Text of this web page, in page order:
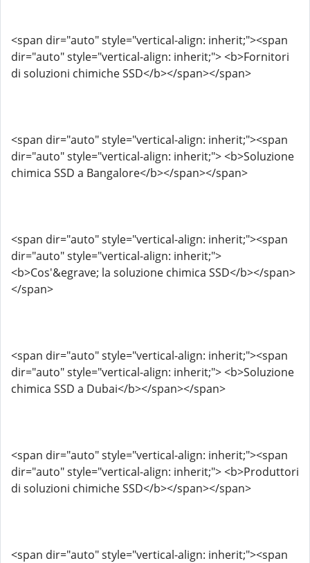
<span dir="auto" style="vertical-align: inherit;"><span
dir="auto" style="vertical-align: inherit;"> <b>Fornitori
di soluzioni chimiche SSD</b></span></span>
<span dir="auto" style="vertical-align: inherit;"><span
dir="auto" style="vertical-align: inherit;"> <b>Soluzione
chimica SSD a Bangalore</b></span></span>
<span dir="auto" style="vertical-align: inherit;"><span
dir="auto" style="vertical-align: inherit;">
<b>Cos'&egrave; la soluzione chimica SSD</b></span>
</span>
<span dir="auto" style="vertical-align: inherit;"><span
dir="auto" style="vertical-align: inherit;"> <b>Soluzione
chimica SSD a Dubai</b></span></span>
<span dir="auto" style="vertical-align: inherit;"><span
dir="auto" style="vertical-align: inherit;"> <b>Produttori
di soluzioni chimiche SSD</b></span></span>
<span dir="auto" style="vertical-align: inherit;"><span